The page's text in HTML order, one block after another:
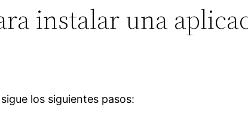
instalar una
los siguientes pasos: